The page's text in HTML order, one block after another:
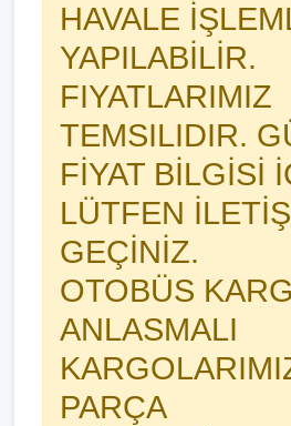
HAVALE
YAPILABİLİR.
FIYATLARIMIZ
TEMSILIDIR.
FİYAT BİLGİSİ
LÜTFEN
GEÇİNİZ.
OTOBÜS
ANLASMALI
PARÇA